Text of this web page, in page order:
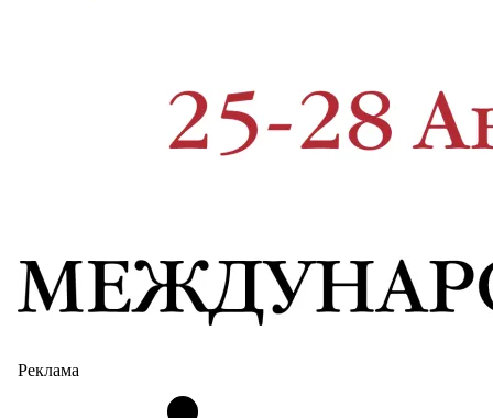
Реклама